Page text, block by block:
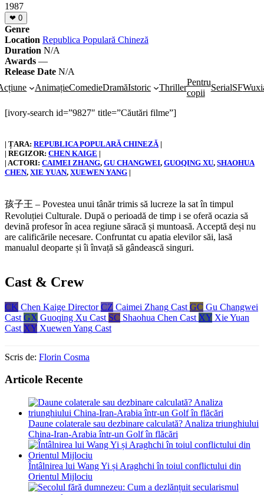
1987
❤ 0
Genre
Location Republica Populară Chineză
Duration N/A
Awards —
Release Date N/A
AnimațieComedieDramăIstoric Thriller
Pentru
copii
SerialSF
[ivory-search id=”9827″ title=”Căutări filme”]
| ȚARA: REPUBLICA POPULARĂ CHINEZĂ |
| REGIZOR: CHEN KAIGE |
| ACTORI: CAIMEI ZHANG, GU CHANGWEI, GUOQING XU, SHAOHUA
CHEN, XIE YUAN, XUEWEN YANG |
孩子王 – Povestea unui tânăr trimis să lucreze la sat în timpul
Revoluției Culturale. După o perioadă de timp i se oferă ocazia să
devină profesor în acea regiune săracă și muntoasă. Acceptă deși nu
are calificările necesare. Confruntat cu apatia elevilor săi, lasă
manualul deoparte și îi învață să gândească singuri.
Cast & Crew
CK Chen Kaige Director CZ Caimei Zhang Cast GC Gu Changwei
Cast GX Guoqing Xu Cast SC Shaohua Chen Cast XY Xie Yuan
Cast XY Xuewen Yang Cast
Scris de: Florin Cosma
Articole Recente
Daune colaterale sau dezbinare calculată? Analiza triunghiului
China-Iran-Arabia într-un Golf în flăcări
Întâlnirea lui Wang Yi și Araghchi în toiul conflictului din
Orientul Mijlociu